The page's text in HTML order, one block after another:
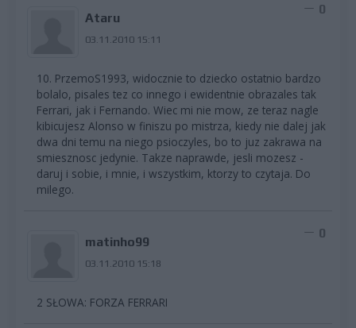
Ataru
03.11.2010 15:11
0
10. PrzemoS1993, widocznie to dziecko ostatnio bardzo
bolalo, pisales tez co innego i ewidentnie obrazales tak
Ferrari, jak i Fernando. Wiec mi nie mow, ze teraz nagle
kibicujesz Alonso w finiszu po mistrza, kiedy nie dalej jak
dwa dni temu na niego psioczyles, bo to juz zakrawa na
smiesznosc jedynie. Takze naprawde, jesli mozesz -
daruj i sobie, i mnie, i wszystkim, ktorzy to czytaja. Do
milego.
matinho99
03.11.2010 15:18
0
2 SŁOWA: FORZA FERRARI